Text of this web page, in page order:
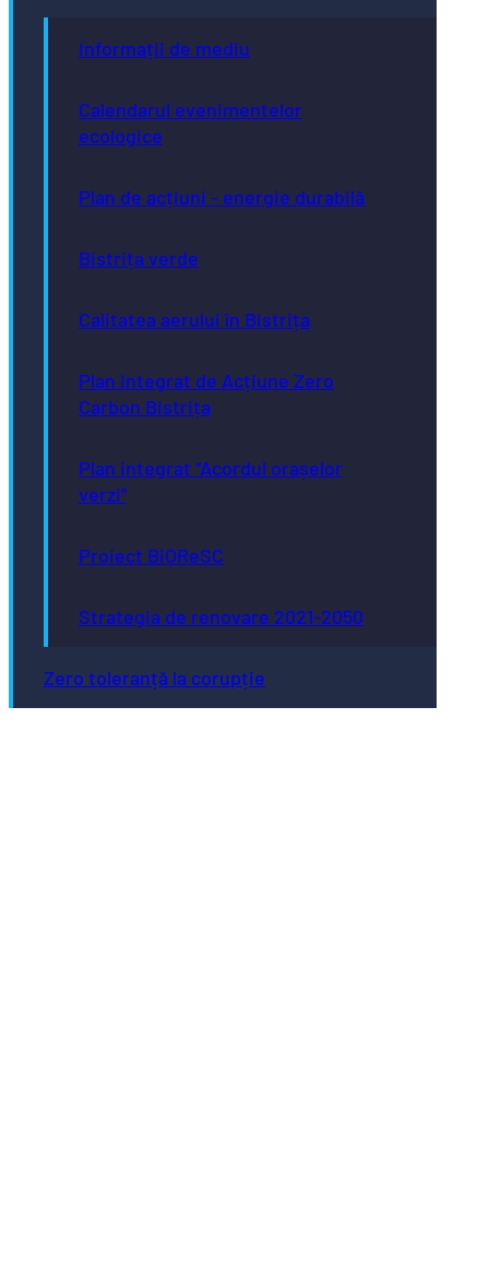
Informații de mediu
Calendarul evenimentelor
ecologice
Plan de acțiuni - energie durabilă
Bistrița verde
Calitatea aerului în Bistrița
Plan Integrat de Acțiune Zero
Carbon Bistrița
Plan integrat “Acordul orașelor
verzi”
Proiect BiOReSC
Strategia de renovare 2021-2050
Zero toleranță la corupție